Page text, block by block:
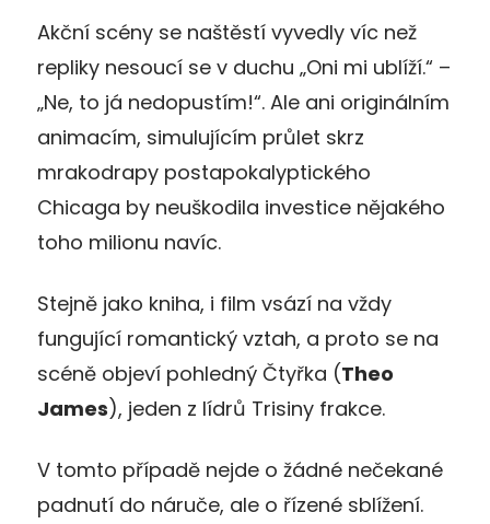
Akční scény se naštěstí vyvedly víc než
repliky nesoucí se v duchu „Oni mi ublíží.“ –
„Ne, to já nedopustím!“. Ale ani originálním
animacím, simulujícím průlet skrz
mrakodrapy postapokalyptického
Chicaga by neuškodila investice nějakého
toho milionu navíc.
Stejně jako kniha, i film vsází na vždy
fungující romantický vztah, a proto se na
scéně objeví pohledný Čtyřka (Theo
James), jeden z lídrů Trisiny frakce.
V tomto případě nejde o žádné nečekané
padnutí do náruče, ale o řízené sblížení.